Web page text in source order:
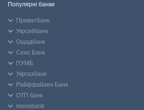
Популярні банки
Приватбанк
Укрсиббанк
Ощадбанк
Сенс Банк
ПУМБ
Укргазбанк
Райффайзен Банк
ОТП банк
monobank